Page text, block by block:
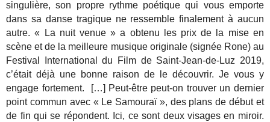
singulière, son propre rythme poétique qui vous emporte
dans sa danse tragique ne ressemble finalement à aucun
autre. « La nuit venue » a obtenu les prix de la mise en
scène et de la meilleure musique originale (signée Rone) au
Festival International du Film de Saint-Jean-de-Luz 2019,
c’était déjà une bonne raison de le découvrir. Je vous y
engage fortement. […] Peut-être peut-on trouver un dernier
point commun avec « Le Samouraï », des plans de début et
de fin qui se répondent. Ici, ce sont deux visages en miroir.